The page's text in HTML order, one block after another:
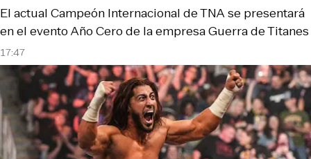
17:47
El actual Campeón Internacional de TNA se presentará
en el evento Año Cero de la empresa Guerra de Titanes